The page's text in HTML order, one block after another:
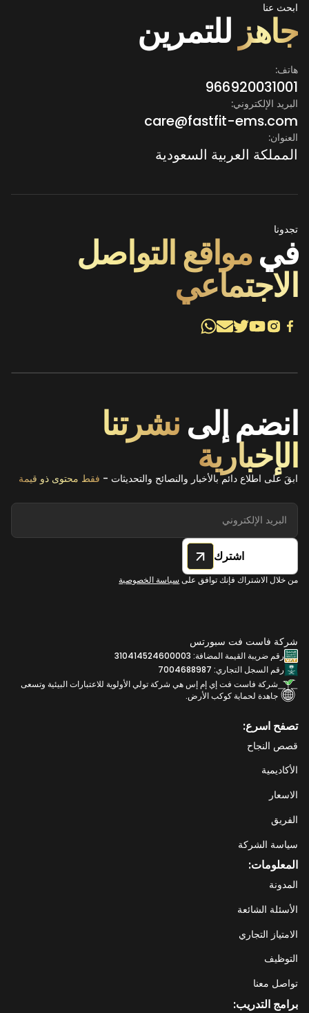
ابحث عنا
جاهز للتمرين
هاتف:
966920031001
البريد الإلكتروني:
care@fastfit-ems.com
العنوان:
المملكة العربية السعودية
تجدونا
فيمواقع التواصل
الاجتماعي
انضم إلىنشرتنا
الإخبارية
ابقَ على اطلاع دائم بالأخبار والنصائح والتحديثات - فقط محتوى ذو قيمة
اشترك
من خلال الاشتراك فإنك توافق على سياسة الخصوصية
شركة فاست فت سبورتس
رقم ضريبة القيمة المضافة: 310414524600003
رقم السجل التجاري: 7004688987
شركة فاست فت إي إم إس هي شركة تولي الأولوية للاعتبارات البيئية وتسعى
جاهدة لحماية كوكب الأرض.
تصفح اسرع:
قصص النجاح
الأكاديمية
الاسعار
الفريق
سياسة الشركة
المعلومات:
المدونة
الأسئلة الشائعة
الامتياز التجاري
التوظيف
تواصل معنا
برامج التدريب: